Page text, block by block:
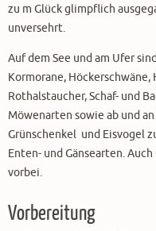
zu m Glück glimpflich
unversehrt.
Auf dem See und am Ufer
Kormorane,
Rothalstaucher, Schaf- und
Möwenarten sowie ab und
Grünschenkel und Eisvogel
Enten- und Gänsearten.
vorbei.
Vorbereitung